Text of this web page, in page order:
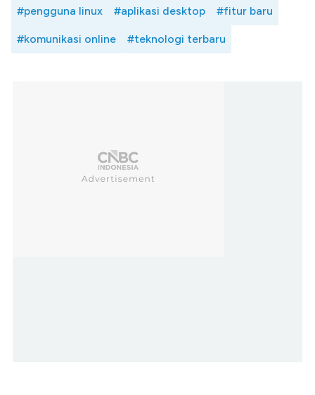
#pengguna linux #aplikasi desktop #fitur baru
#komunikasi online #teknologi terbaru